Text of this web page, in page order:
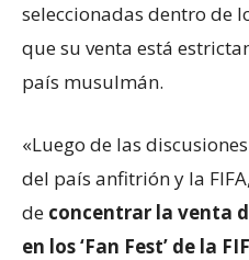
seleccionadas dentro de
que su venta está
país musulmán.
«Luego de las
del país anfitrión y la
de concentrar la venta
en los ‘Fan Fest’ de la